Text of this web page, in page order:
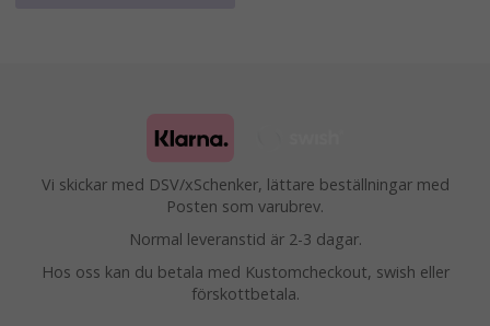
Vi skickar med DSV/xSchenker, lättare beställningar med
Posten som varubrev.
Normal leveranstid är 2-3 dagar.
Hos oss kan du betala med Kustomcheckout, swish eller
förskottbetala.